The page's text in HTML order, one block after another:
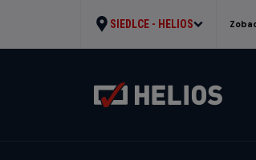
SIEDLCE - HELIOS